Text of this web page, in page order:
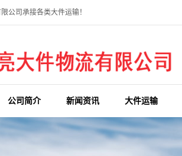
公司承接各类大件运输！
公司简介 新闻资讯 大件运输